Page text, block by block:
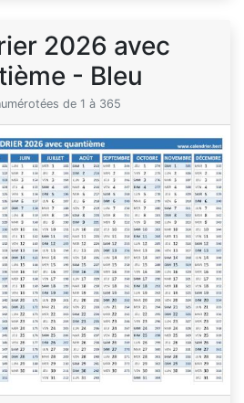
2026 avec
- Bleu
de 1 à 365